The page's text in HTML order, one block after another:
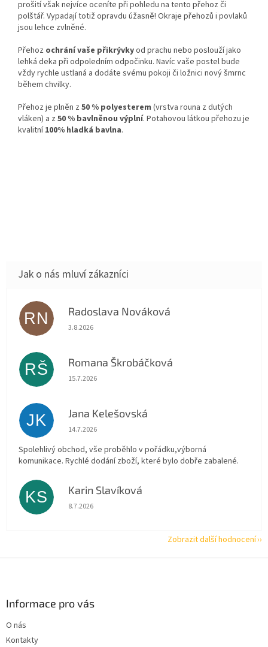
prošití však nejvíce oceníte při pohledu na tento přehoz či
polštář. Vypadají totiž opravdu úžasně! Okraje přehozů i povlaků
jsou lehce zvlněné.
Přehoz ochrání vaše přikrývkyod prachu nebo poslouží jako
lehká deka při odpoledním odpočinku. Navíc vaše postel bude
vždy rychle ustlaná a dodáte svému pokoji či ložnici nový šmrnc
během chvilky.
Přehoz je plněn z 50 % polyesterem (vrstva rouna z dutých
vláken) a z 50 % bavlněnou výplní. Potahovou látkou přehozu je
kvalitní100% hladká bavlna.
RN Radoslava Nováková
Hodnocení obchodu je 5 z 5 hvězdiček.
3.8.2026
RŠ Romana Škrobáčková
Hodnocení obchodu je 5 z 5 hvězdiček.
15.7.2026
JK Jana Kelešovská
Hodnocení obchodu je 5 z 5 hvězdiček.
14.7.2026
Spolehlivý obchod, vše proběhlo v pořádku,výborná
komunikace. Rychlé dodání zboží, které bylo dobře zabalené.
KS Karin Slavíková
Hodnocení obchodu je 5 z 5 hvězdiček.
8.7.2026
Zobrazit další hodnocení
Informace pro vás
O nás
Kontakty